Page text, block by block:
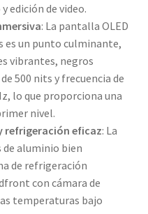
edición de video.
: La pantalla OLED
es un punto culminante,
vibrantes, negros
500 nits y frecuencia de
lo que proporciona una
nivel.
refrigeración eficaz: La
aluminio bien
de refrigeración
con cámara de
temperaturas bajo